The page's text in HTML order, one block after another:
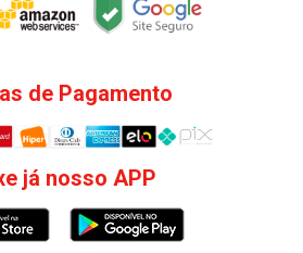
de Pagamento
já nosso APP